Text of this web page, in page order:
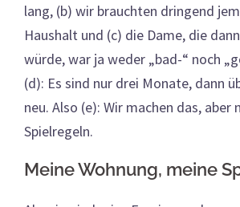
lang, (b) wir brauchten dringend
Haushalt und (c) die Dame, die
würde, war ja weder „bad-“ noch
(d): Es sind nur drei Monate, dann
neu. Also (e): Wir machen das, aber
Spielregeln.
Meine Wohnung, meine